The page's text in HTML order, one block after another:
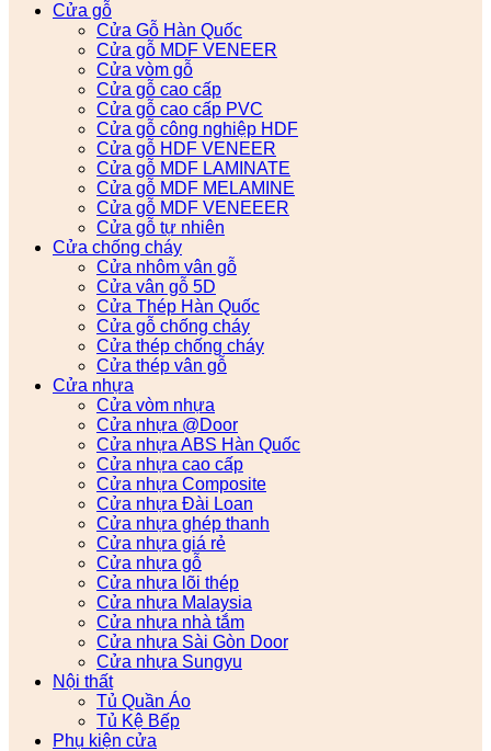
Cửa gỗ
Cửa Gỗ Hàn Quốc
Cửa gỗ MDF VENEER
Cửa vòm gỗ
Cửa gỗ cao cấp
Cửa gỗ cao cấp PVC
Cửa gỗ công nghiệp HDF
Cửa gỗ HDF VENEER
Cửa gỗ MDF LAMINATE
Cửa gỗ MDF MELAMINE
Cửa gỗ MDF VENEEER
Cửa gỗ tự nhiên
Cửa chống cháy
Cửa nhôm vân gỗ
Cửa vân gỗ 5D
Cửa Thép Hàn Quốc
Cửa gỗ chống cháy
Cửa thép chống cháy
Cửa thép vân gỗ
Cửa nhựa
Cửa vòm nhựa
Cửa nhựa @Door
Cửa nhựa ABS Hàn Quốc
Cửa nhựa cao cấp
Cửa nhựa Composite
Cửa nhựa Đài Loan
Cửa nhựa ghép thanh
Cửa nhựa giá rẻ
Cửa nhựa gỗ
Cửa nhựa lõi thép
Cửa nhựa Malaysia
Cửa nhựa nhà tắm
Cửa nhựa Sài Gòn Door
Cửa nhựa Sungyu
Nội thất
Tủ Quần Áo
Tủ Kệ Bếp
Phụ kiện cửa